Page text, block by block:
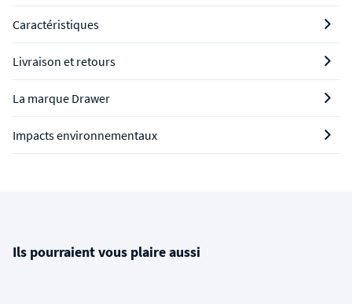
Caractéristiques
Livraison et retours
La marque Drawer
Impacts environnementaux
Ils pourraient vous plaire aussi